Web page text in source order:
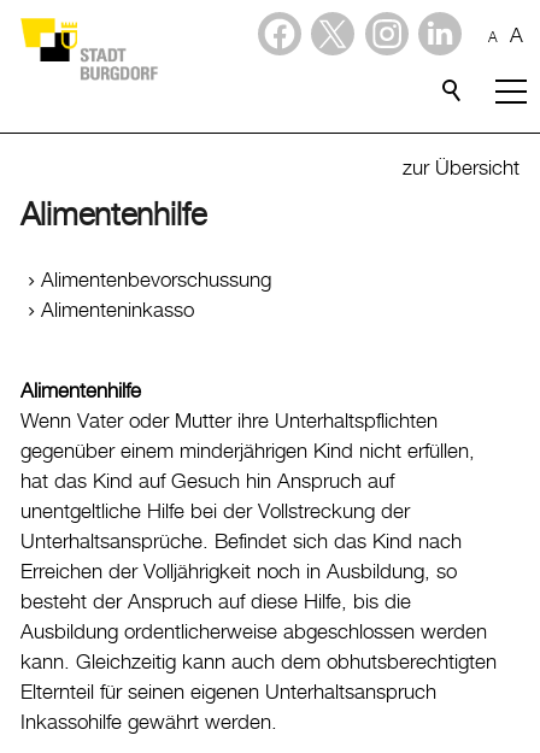
A A
Verwaltung & Politik
Verwaltung
Stadtverwaltung
Mitarbeitende
Onlineschalter
Formulare
Dokumente
Datenschutz
Leitbild
Jobs & Karriere
Politik
Wirtschaft
zur Übersicht
Alimentenhilfe
Alimentenbevorschussung
Alimenteninkasso
Alimentenhilfe
Wenn Vater oder Mutter ihre Unterhaltspflichten
gegenüber einem minderjährigen Kind nicht erfüllen,
hat das Kind auf Gesuch hin Anspruch auf
unentgeltliche Hilfe bei der Vollstreckung der
Unterhaltsansprüche. Befindet sich das Kind nach
Erreichen der Volljährigkeit noch in Ausbildung, so
besteht der Anspruch auf diese Hilfe, bis die
Ausbildung ordentlicherweise abgeschlossen werden
kann. Gleichzeitig kann auch dem obhutsberechtigten
Elternteil für seinen eigenen Unterhaltsanspruch
Inkassohilfe gewährt werden.